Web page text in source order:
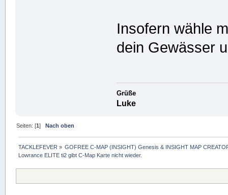
Insofern wähle
dein Gewässer
Grüße
Luke
Seiten: [1]Nach oben
TACKLEFEVER » GOFREE C-MAP (INSIGHT) Genesis & INSIGHT MAP
Lowrance ELITE ti2 gibt C-Map Karte nicht wieder.